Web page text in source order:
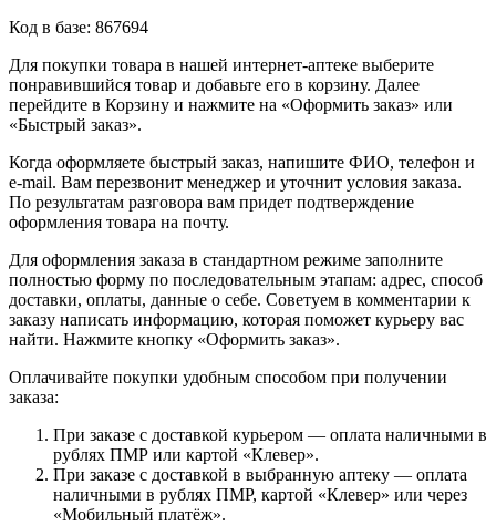
Код в базе: 867694
Для покупки товара в нашей интернет-аптеке выберите
понравившийся товар и добавьте его в корзину. Далее
перейдите в Корзину и нажмите на «Оформить заказ» или
«Быстрый заказ».
Когда оформляете быстрый заказ, напишите ФИО, телефон и
e-mail. Вам перезвонит менеджер и уточнит условия заказа.
По результатам разговора вам придет подтверждение
оформления товара на почту.
Для оформления заказа в стандартном режиме заполните
полностью форму по последовательным этапам: адрес, способ
доставки, оплаты, данные о себе. Советуем в комментарии к
заказу написать информацию, которая поможет курьеру вас
найти. Нажмите кнопку «Оформить заказ».
Оплачивайте покупки удобным способом при получении
заказа:
При заказе с доставкой курьером — оплата наличными в
рублях ПМР или картой «Клевер».
При заказе с доставкой в выбранную аптеку — оплата
наличными в рублях ПМР, картой «Клевер» или через
«Мобильный платёж».